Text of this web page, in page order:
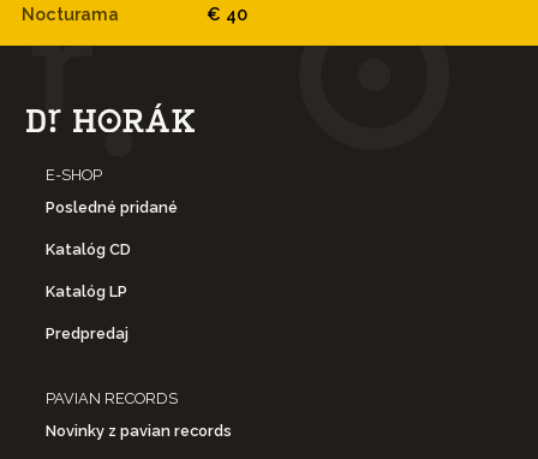
Nocturama € 40
E-SHOP
Posledné pridané
Katalóg CD
Katalóg LP
Predpredaj
PAVIAN RECORDS
Novinky z pavian records